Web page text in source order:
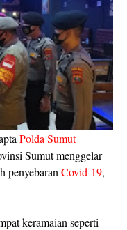
Polda Sumut
Sumut menggelar
penyebaran Covid-19,
keramaian seperti